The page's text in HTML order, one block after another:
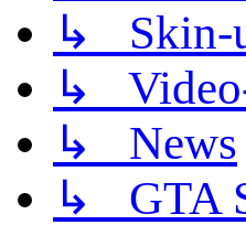
↳ Skin-
↳
↳ News
↳ GTA